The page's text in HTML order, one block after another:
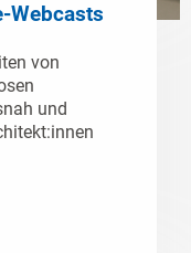
Webcasts
von
und